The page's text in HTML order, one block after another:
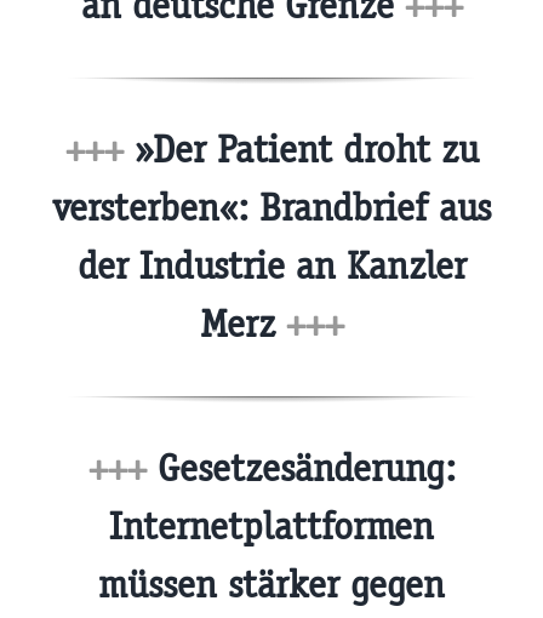
+++»Der Patient droht zu
versterben«: Brandbrief aus
der Industrie an Kanzler
Merz +++
+++Gesetzesänderung:
Internetplattformen
müssen stärker gegen